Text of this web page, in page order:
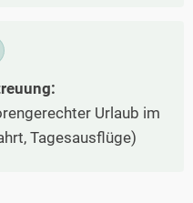
Urlaub im
Tagesausflüge)